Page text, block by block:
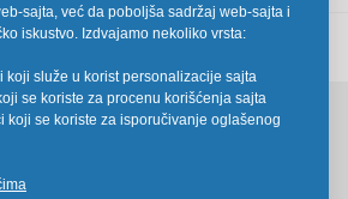
sajta, već da poboljša sadržaj web-sajta i
iskustvo. Izdvajamo nekoliko vrsta:
koji služe u korist personalizacije sajta
se koriste za procenu korišćenja sajta
koji se koriste za isporučivanje oglašenog